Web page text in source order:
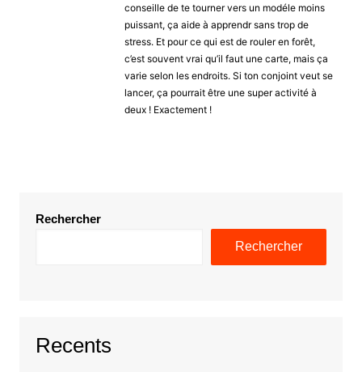
conseille de te tourner vers un modéle moins
puissant, ça aide à apprendr sans trop de
stress. Et pour ce qui est de rouler en forêt,
c’est souvent vrai qu’il faut une carte, mais ça
varie selon les endroits. Si ton conjoint veut se
lancer, ça pourrait être une super activité à
deux ! Exactement !
Rechercher
Rechercher
Recents